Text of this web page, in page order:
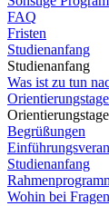
FAQ
Fristen
Studienanfang
Studienanfang
Was ist zu tun
Begrüßungen
Studienanfang
Wohin bei